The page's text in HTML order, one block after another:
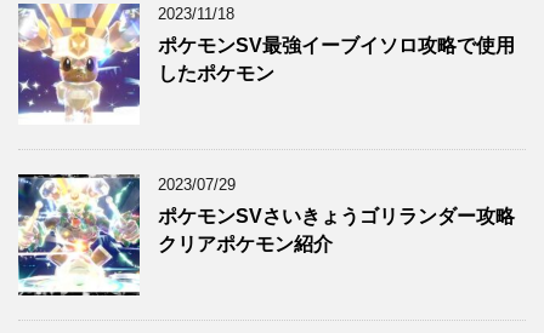
2023/11/18
ポケモンSV最強イーブイソロ攻略で使用
したポケモン
2023/07/29
ポケモンSVさいきょうゴリランダー攻略
クリアポケモン紹介